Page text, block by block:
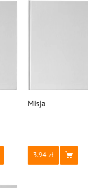
Misja
3.94